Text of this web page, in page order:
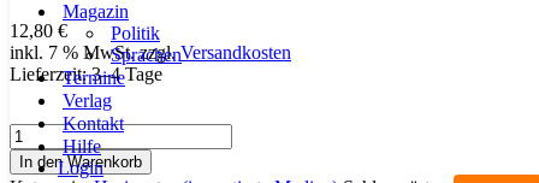
Magazin
Politik
Sprachen
Termine
Verlag
Kontakt
Hilfe
Login
12,80 €
inkl. 7 % MwSt. zzgl.Versandkosten
Lieferzeit:3–4 Tage
El
Quijote
II
In den Warenkorb